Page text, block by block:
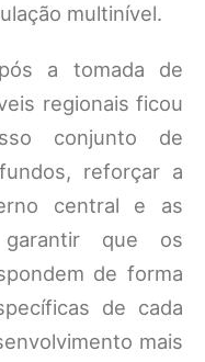
multinível.
a tomada de
regionais ficou
conjunto de
reforçar a
central e as
que os
de forma
de cada
mais